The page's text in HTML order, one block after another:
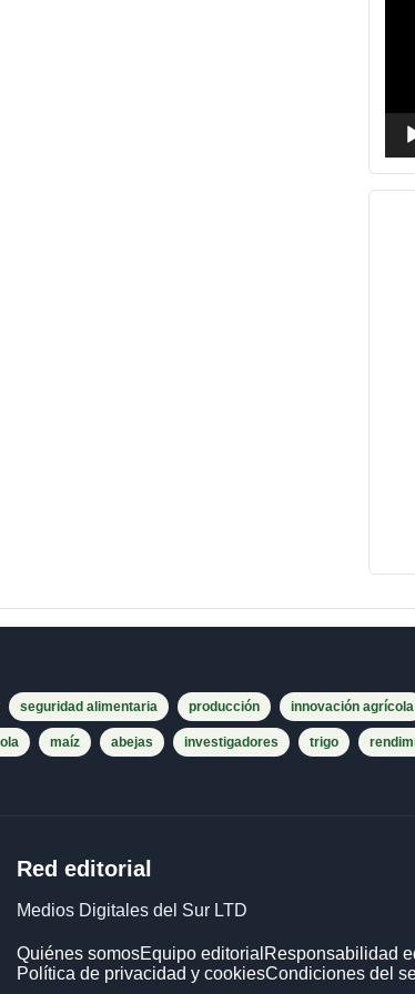
seguridad alimentaria producción innovación agrícola
maíz abejas investigadores trigo
Red editorial
Medios Digitales del Sur LTD
Quiénes somosEquipo editorial Responsabilidad
Política de privacidad y cookiesCondiciones del